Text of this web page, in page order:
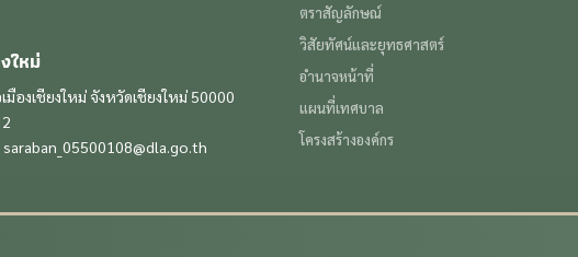
ใหม่
งเชียงใหม่ จังหวัดเชียงใหม่ 50000
saraban_05500108@dla.go.th
ตราสัญลักษณ์
วิสัยทัศน์และยุทธศาสตร์
อำนาจหน้าที่
แผนที่เทศบาล
โครงสร้างองค์กร